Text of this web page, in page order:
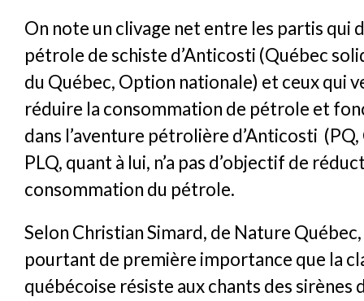
On note un clivage net entre les partis qui
pétrole de schiste d’Anticosti (Québec
du Québec, Option nationale) et ceux qui
réduire la consommation de pétrole et
dans l’aventure pétrolière d’Anticosti (PQ,
PLQ, quant à lui, n’a pas d’objectif de
consommation du pétrole.
Selon Christian Simard, de Nature
pourtant de première importance que la
québécoise résiste aux chants des sirènes